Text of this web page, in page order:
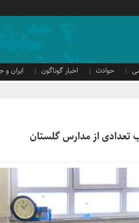
حوادث اخبار گوناگون ایران و
تعدادی از مدارس گلستان